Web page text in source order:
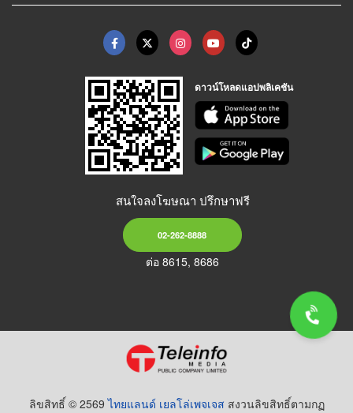
ดาวน์โหลดแอปพลิเคชัน
สนใจลงโฆษณา ปรึกษาฟรี
02-262-8888
ต่อ 8615, 8686
ลิขสิทธิ์ © 2569ไทยแลนด์ เยลโล่เพจเจส สงวนลิขสิทธิ์ตามกฏ